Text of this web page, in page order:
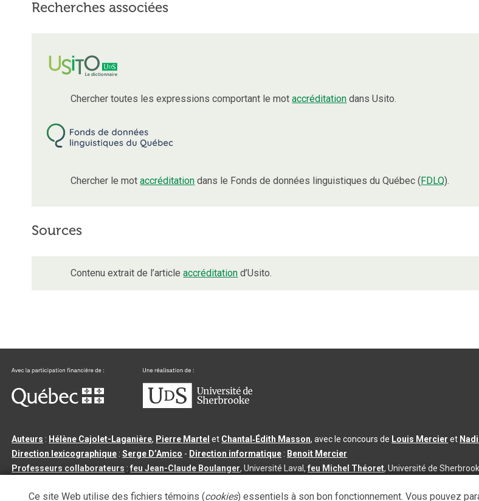
Recherches associées
Chercher toutes les expressions comportant le motaccréditation dans Usito.
Chercher le motaccréditation dans le Fonds de données linguistiques du Québec (FDLQ).
Sources
Contenu extrait de l’articleaccréditation d’Usito.
Auteurs : Hélène Cajolet-Laganière, Pierre Martel et Chantal‑Édith Masson, avec le concours de Louis Mercier et
Direction lexicographique :Serge D’Amico - Direction informatique : Benoit Mercier
Professeurs collaborateurs :feu Jean-Claude Boulanger, Université Laval,feu Michel Théoret, Université de
Ce site Web utilise des fichiers témoins (cookies) essentiels à son bon fonctionnement. Vous pouvez